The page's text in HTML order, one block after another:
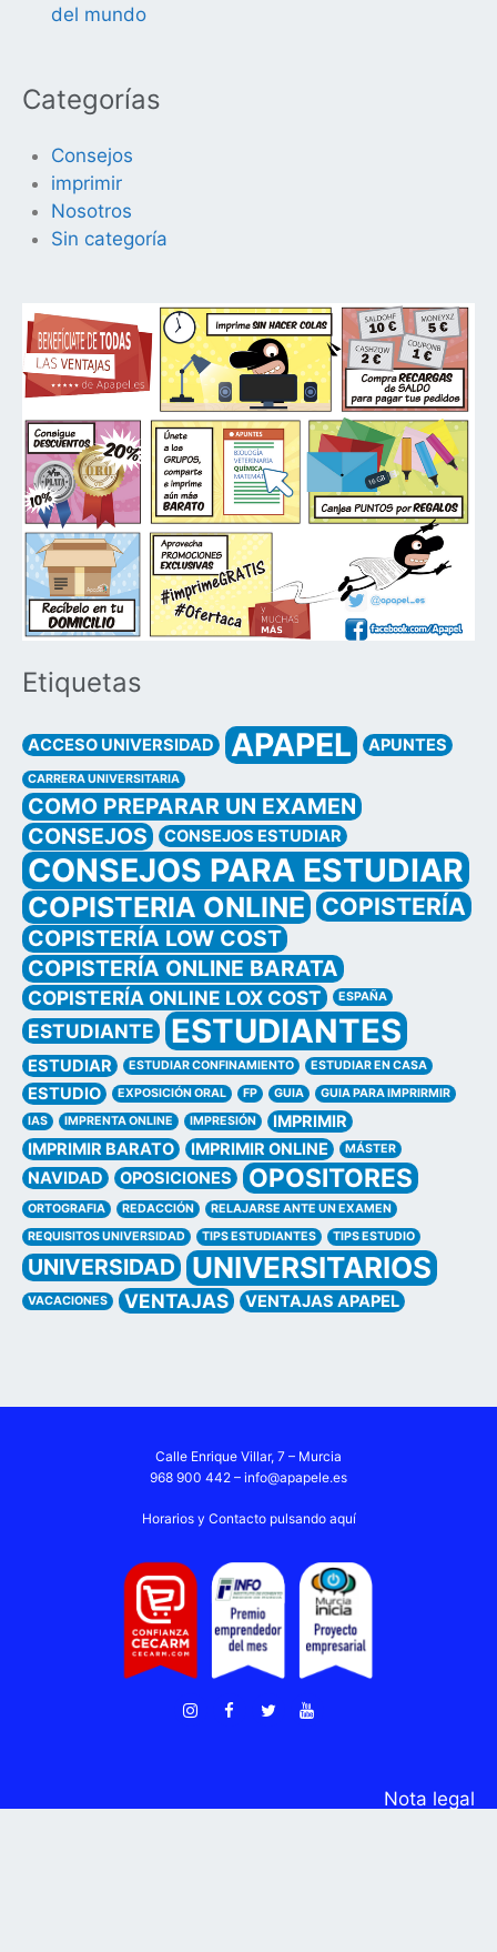
del mundo
Categorías
Consejos
imprimir
Nosotros
Sin categoría
Etiquetas
ACCESO UNIVERSIDAD APAPEL APUNTES
CARRERA UNIVERSITARIA
COMO PREPARAR UN EXAMEN
CONSEJOS
CONSEJOS ESTUDIAR
CONSEJOS PARA ESTUDIAR
COPISTERIA ONLINE COPISTERÍA
COPISTERÍA LOW COST
COPISTERÍA ONLINE BARATA
COPISTERÍA ONLINE LOX COST ESPAÑA
ESTUDIANTE ESTUDIANTES
ESTUDIAR ESTUDIAR CONFINAMIENTO ESTUDIAR EN CASA
ESTUDIO EXPOSICIÓN ORAL FP GUIA
GUIA PARA IMPRIRMIR
IAS
IMPRENTA ONLINE IMPRESIÓN
IMPRIMIR
IMPRIMIR BARATO
IMPRIMIR ONLINE MÁSTER
NAVIDAD OPOSICIONES OPOSITORES
ORTOGRAFIA REDACCIÓN
RELAJARSE ANTE UN EXAMEN
REQUISITOS UNIVERSIDAD
TIPS ESTUDIANTES TIPS ESTUDIO
UNIVERSIDAD UNIVERSITARIOS
VACACIONES VENTAJAS VENTAJAS APAPEL
Calle Enrique Villar, 7 – Murcia
968 900 442 – info@apapele.es
Horarios y Contacto pulsando aquí
Nota legal